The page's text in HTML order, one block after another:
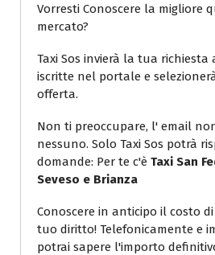
Vorresti Conoscere la migliore
mercato?
Taxi Sos invierà la tua
iscritte nel portale e
offerta.
Non ti preoccupare, l' email
nessuno. Solo Taxi Sos potrà
domande: Per te c'è Taxi San
Seveso e Brianza
Conoscere in anticipo il costo
tuo diritto! Telefonicamente e
potrai sapere l'importo